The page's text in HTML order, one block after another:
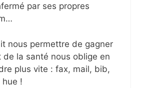
par ses propres
nous permettre de gagner
de la santé nous oblige en
plus vite : fax, mail, bib,
hue !